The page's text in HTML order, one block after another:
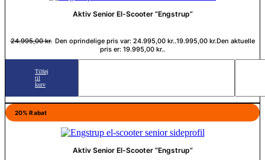
Aktiv Senior El-Scooter “Engstrup”
24.995,00kr. Den oprindelige pris var: 24.995,00 kr..19.995,00 kr.Den aktuelle
pris er: 19.995,00 kr..
Tilføj
til
kurv
20% Rabat
Aktiv Senior El-Scooter “Engstrup”